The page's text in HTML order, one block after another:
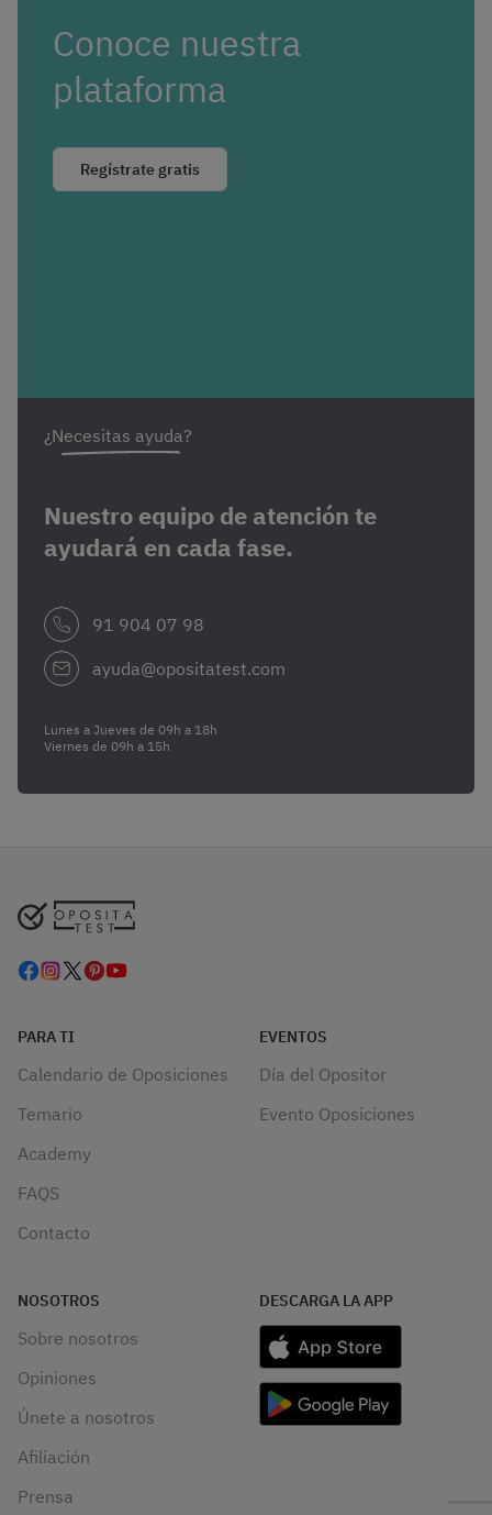
Conoce nuestra
plataforma
Regístrate gratis
¿Necesitas ayuda?
Nuestro equipo de atención te
ayudará en cada fase.
91 904 07 98
ayuda@opositatest.com
Lunes a Jueves de 09h a 18h
Viernes de 09h a 15h